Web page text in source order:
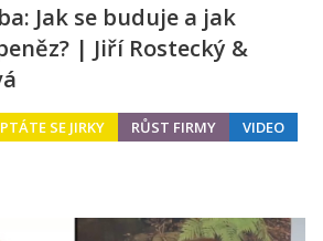
Jak se buduje a jak
| Jiří Rostecký &
PTÁTE SE JIRKY RŮST FIRMY VIDEO